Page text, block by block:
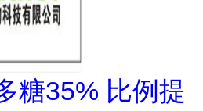
糖35% 比例提